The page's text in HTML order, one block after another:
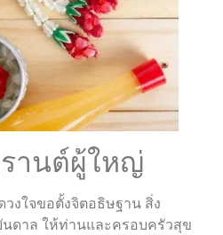
านต์ผู้ใหญ่
งใจขอตั้งจิตอธิษฐาน สิ่ง
ดาล ให้ท่านและครอบครัวสุข